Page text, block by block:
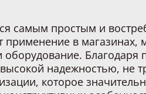
самым простым и
в магазинах,
Благодаря
надежностью, не
которое